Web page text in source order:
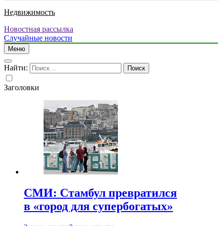
Недвижимость
Новостная рассылка
Случайные новости
Меню
Найти:
Заголовки
СМИ: Стамбул превратился
в «город для супербогатых»